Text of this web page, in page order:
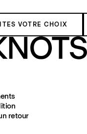
VOTRE CHOIX
retour